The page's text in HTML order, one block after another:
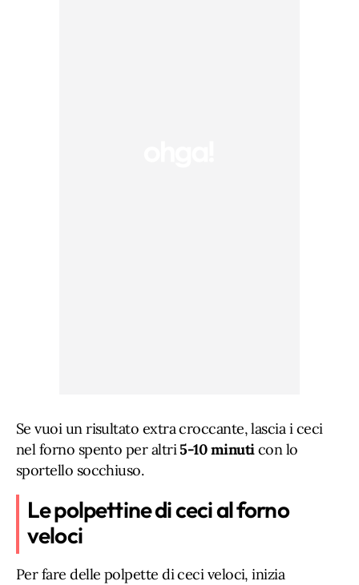
Se vuoi un risultato extra croccante, lascia i ceci
nel forno spento per altri5-10 minuticon lo
sportello socchiuso.
Le polpettine di ceci al forno
veloci
Per fare delle polpette di ceci veloci, inizia